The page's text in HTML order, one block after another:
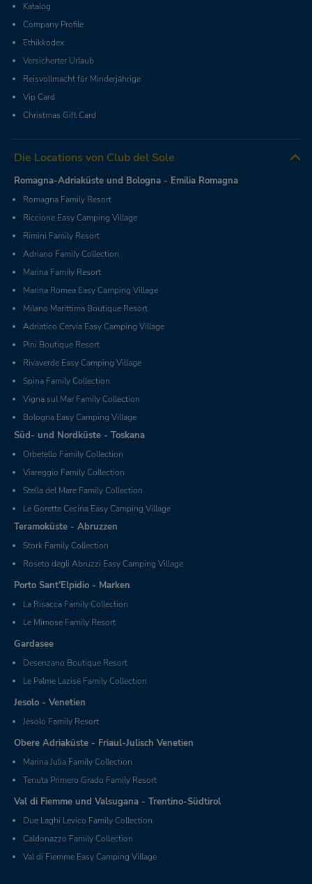
Katalog
Company Profile
Ethikkodex
Versicherter Urlaub
Reisvollmacht für Minderjährige
Vip Card
Christmas Gift Card
Die Locations von Club del Sole
Romagna-Adriaküste und Bologna - Emilia Romagna
Romagna Family Resort
Riccione Easy Camping Village
Rimini Family Resort
Adriano Family Collection
Marina Family Resort
Marina Romea Easy Camping Village
Milano Marittima Boutique Resort
Adriatico Cervia Easy Camping Village
Pini Boutique Resort
Rivaverde Easy Camping Village
Spina Family Collection
Vigna sul Mar Family Collection
Bologna Easy Camping Village
Süd- und Nordküste - Toskana
Orbetello Family Collection
Viareggio Family Collection
Stella del Mare Family Collection
Le Gorette Cecina Easy Camping Village
Teramoküste - Abruzzen
Stork Family Collection
Roseto degli Abruzzi Easy Camping Village
Porto Sant’Elpidio - Marken
La Risacca Family Collection
Le Mimose Family Resort
Gardasee
Desenzano Boutique Resort
Le Palme Lazise Family Collection
Jesolo - Venetien
Jesolo Family Resort
Obere Adriaküste - Friaul-Julisch Venetien
Marina Julia Family Collection
Tenuta Primero Grado Family Resort
Val di Fiemme und Valsugana - Trentino-Südtirol
Due Laghi Levico Family Collection
Caldonazzo Family Collection
Val di Fiemme Easy Camping Village